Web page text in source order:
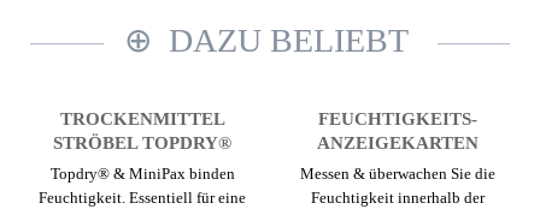
DAZU BELIEBT
TROCKEN­MITTEL
STRÖBEL TOPDRY®
Topdry® & MiniPax binden
Feuchtigkeit. Essentiell für eine
FEUCHTIGKEITS­
ANZEIGEKARTEN
Messen & überwachen Sie die
Feuchtigkeit innerhalb der